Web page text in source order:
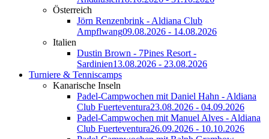
Österreich
Jörn Renzenbrink - Aldiana Club
Ampflwang09.08.2026 - 14.08.2026
Italien
Dustin Brown - 7Pines Resort -
Sardinien13.08.2026 - 23.08.2026
Turniere & Tenniscamps
Kanarische Inseln
Padel-Campwochen mit Daniel Hahn - Aldiana
Club Fuerteventura23.08.2026 - 04.09.2026
Padel-Campwochen mit Manuel Alves - Aldiana
Club Fuerteventura26.09.2026 - 10.10.2026